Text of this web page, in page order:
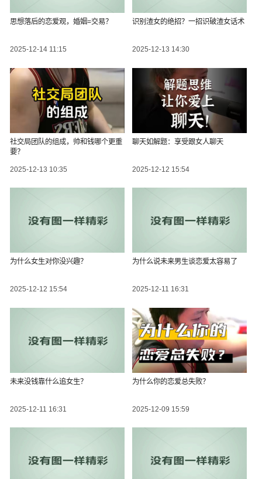
思想落后的恋爱观，婚姻=交易？
2025-12-14 11:15
识别渣女的绝招？一招识破渣女话术
2025-12-13 14:30
社交局团队的组成，帅和钱哪个更重
要？
2025-12-13 10:35
聊天如解题：享受跟女人聊天
2025-12-12 15:54
为什么女生对你没兴趣？
2025-12-12 15:54
为什么说未来男生谈恋爱太容易了
2025-12-11 16:31
未来没钱靠什么追女生？
2025-12-11 16:31
为什么你的恋爱总失败？
2025-12-09 15:59